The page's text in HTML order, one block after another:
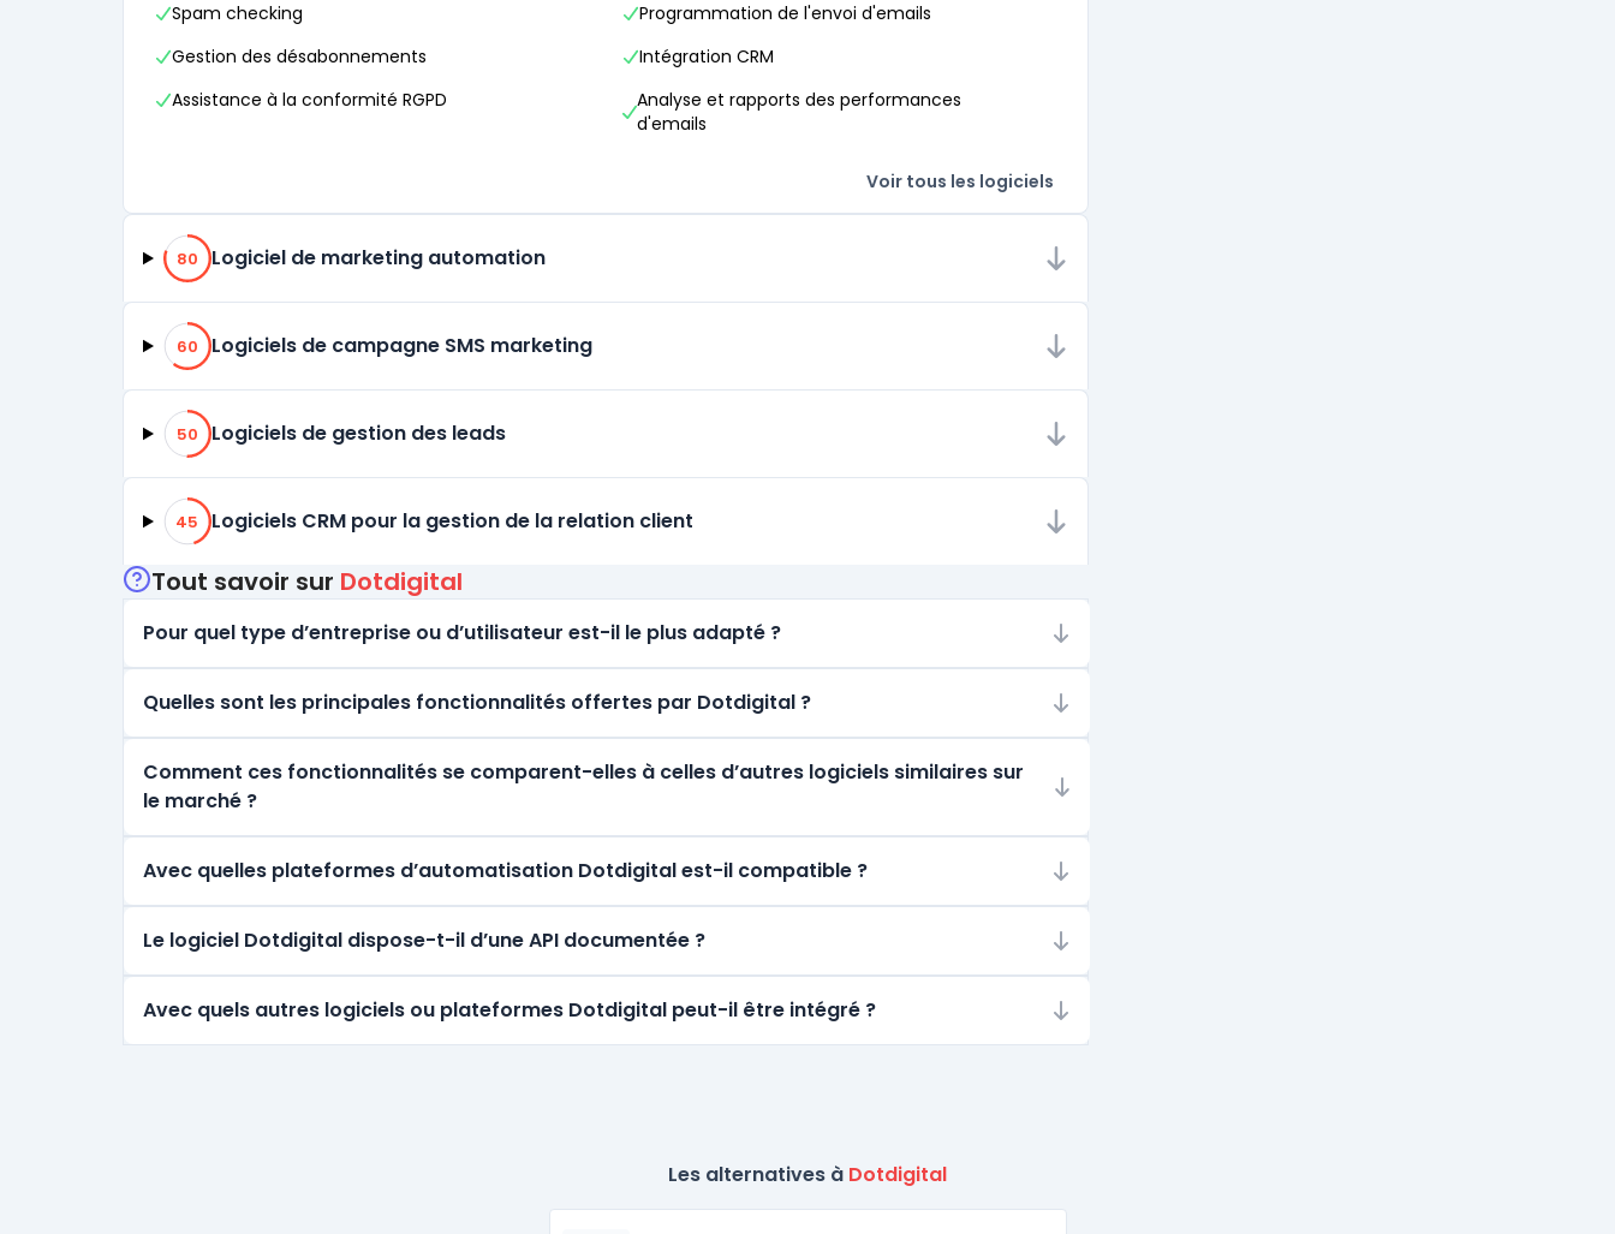
Spam checking
Programmation de l'envoi d'emails
Gestion des désabonnements
Intégration CRM
Assistance à la conformité RGPD
Analyse et rapports des performances
d'emails
Voir tous les logiciels
80% de compatibilité
80 Logiciel de marketing automation
60% de compatibilité
60 Logiciels de campagne SMS marketing
50% de compatibilité
50 Logiciels de gestion des leads
45% de compatibilité
45 Logiciels CRM pour la gestion de la relation client
Tout savoir sur Dotdigital
Pour quel type d’entreprise ou d’utilisateur est-il le plus adapté ?
Quelles sont les principales fonctionnalités offertes par Dotdigital ?
Comment ces fonctionnalités se comparent-elles à celles d’autres logiciels similaires sur
le marché ?
Avec quelles plateformes d’automatisation Dotdigital est-il compatible ?
Le logiciel Dotdigital dispose-t-il d’une API documentée ?
Avec quels autres logiciels ou plateformes Dotdigital peut-il être intégré ?
Les alternatives à Dotdigital